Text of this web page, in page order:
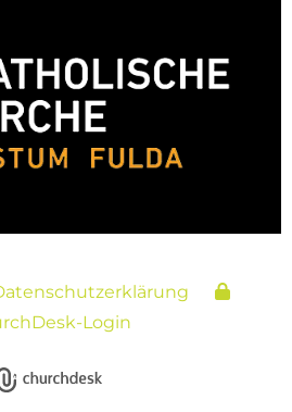
Login